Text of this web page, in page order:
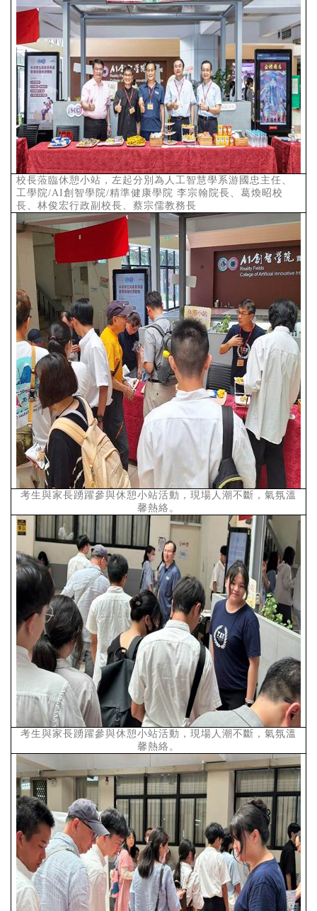
校長蒞臨休憩小站，左起分別為人工智慧學系游國忠主任、
工學院/AI創智學院/精準健康學院 李宗翰院長、葛煥昭校
長、林俊宏行政副校長、蔡宗儒教務長
考生與家長踴躍參與休憩小站活動，現場人潮不斷，氣氛溫
馨熱絡。
考生與家長踴躍參與休憩小站活動，現場人潮不斷，氣氛溫
馨熱絡。